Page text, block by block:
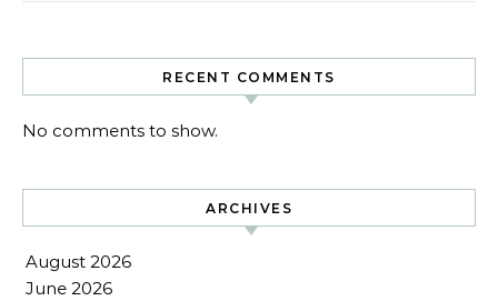
RECENT COMMENTS
No comments to show.
ARCHIVES
August 2026
June 2026